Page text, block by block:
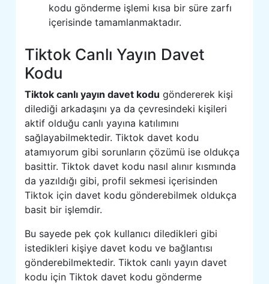
kodu gönderme işlemi kısa bir süre zarfı
içerisinde tamamlanmaktadır.
Tiktok Canlı Yayın Davet
Kodu
Tiktok canlı yayın davet kodu göndererek kişi
dilediği arkadaşını ya da çevresindeki kişileri
aktif olduğu canlı yayına katılımını
sağlayabilmektedir. Tiktok davet kodu
atamıyorum gibi sorunların çözümü ise oldukça
basittir. Tiktok davet kodu nasıl alınır kısmında
da yazıldığı gibi, profil sekmesi içerisinden
Tiktok için davet kodu gönderebilmek oldukça
basit bir işlemdir.
Bu sayede pek çok kullanıcı diledikleri gibi
istedikleri kişiye davet kodu ve bağlantısı
gönderebilmektedir. Tiktok canlı yayın davet
kodu için Tiktok davet kodu gönderme